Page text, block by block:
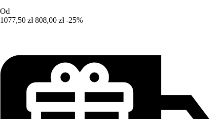
Od
1077,50 zł 808,00 zł -25%